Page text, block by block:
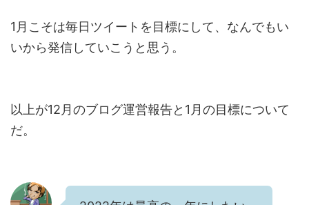
1月こそは毎日ツイートを目標にして、なんでもい
いから発信していこうと思う。
以上が12月のブログ運営報告と1月の目標について
だ。